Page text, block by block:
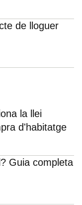
de lloguer
la llei
d'habitatge
Guia completa